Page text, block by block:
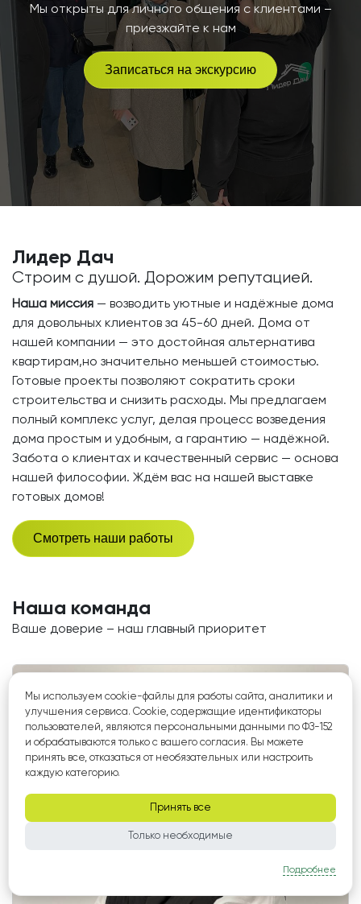
Мы открыты для личного общения с клиентами –
приезжайте к нам
Записаться на экскурсию
Лидер Дач
Строим с душой. Дорожим репутацией.
Наша миссия — возводить уютные и надёжные дома
для довольных клиентов за 45-60 дней. Дома от
нашей компании — это достойная альтернатива
квартирам,но значительно меньшей стоимостью.
Готовые проекты позволяют сократить сроки
строительства и снизить расходы. Мы предлагаем
полный комплекс услуг, делая процесс возведения
дома простым и удобным, а гарантию — надёжной.
Забота о клиентах и качественный сервис — основа
нашей философии. Ждём вас на нашей выставке
готовых домов!
Смотреть наши работы
Наша команда
Ваше доверие – наш главный приоритет
Мы используем cookie-файлы для работы сайта, аналитики и
улучшения сервиса. Cookie, содержащие идентификаторы
пользователей, являются персональными данными по ФЗ-152
и обрабатываются только с вашего согласия. Вы можете
принять все, отказаться от необязательных или настроить
каждую категорию.
Принять все
Только необходимые
Подробнее